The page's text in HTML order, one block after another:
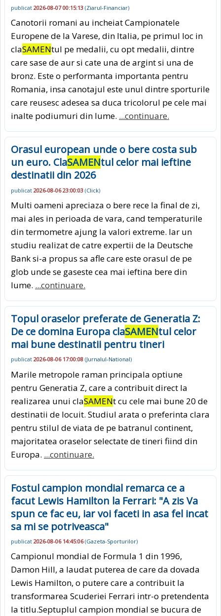
publicat 2026-08-07 00:15:13 (Ziarul-Financiar)
Canotorii romani au incheiat Campionatele
Europene de la Varese, din Italia, pe primul loc in
claSAMENtul pe medalii, cu opt medalii, dintre
care sase de aur si cate una de argint si una de
bronz. Este o performanta importanta pentru
Romania, insa canotajul este unul dintre sporturile
care reusesc adesea sa duca tricolorul pe cele mai
inalte podiumuri din lume. ...continuare.
Orasul european unde o bere costa sub
un euro. ClaSAMENtul celor mai ieftine
destinatii din 2026
publicat 2026-08-06 23:00:03 (Click)
Multi oameni apreciaza o bere rece la final de zi,
mai ales in perioada de vara, cand temperaturile
din termometre ajung la valori extreme. Iar un
studiu realizat de catre expertii de la Deutsche
Bank si-a propus sa afle care este orasul de pe
glob unde se gaseste cea mai ieftina bere din
lume. ...continuare.
Topul oraselor preferate de Generatia Z:
De ce domina Europa claSAMENtul celor
mai bune destinatii pentru tineri
publicat 2026-08-06 17:00:08 (Jurnalul-National)
Marile metropole raman principala optiune
pentru Generatia Z, care a contribuit direct la
realizarea unui claSAMENt cu cele mai bune 20 de
destinatii de locuit. Studiul arata o preferinta clara
pentru stilul de viata de pe batranul continent,
majoritatea oraselor selectate de tineri fiind din
Europa. ...continuare.
Fostul campion mondial remarca ce a
facut Lewis Hamilton la Ferrari: "A zis Va
spun ce fac eu, iar voi faceti in asa fel incat
sa mi se potriveasca"
publicat 2026-08-06 14:45:06(Gazeta-Sporturilor)
Campionul mondial de Formula 1 din 1996,
Damon Hill, a laudat puterea de care da dovada
Lewis Hamilton, o putere care a contribuit la
transformarea Scuderiei Ferrari intr-o pretendenta
la titlu.Septuplul campion mondial se bucura de